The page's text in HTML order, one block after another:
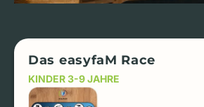
Das easyfaM Race
KINDER 3-9 JAHRE